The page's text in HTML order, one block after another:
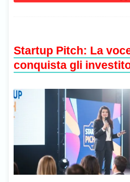
Startup Pitch: La
conquista gli